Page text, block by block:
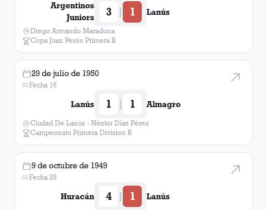
Argentinos
Juniors
3 | 1 Lanús
Diego Armando Maradona
Copa Juan Perón Primera B
29 de julio de 1950
Fecha 16
Lanús 1 | 1 Almagro
Ciudad De Lanús - Néstor Diaz Pérez
Campeonato Primera Division B
9 de octubre de 1949
Fecha 25
Huracán 4 | 1 Lanús